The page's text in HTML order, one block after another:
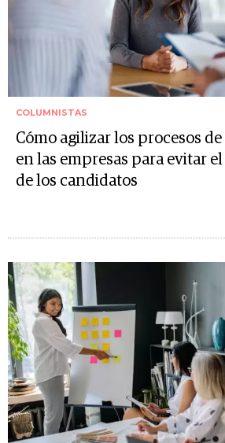
COLUMNISTAS
Cómo agilizar los procesos
en las empresas para evitar
de los candidatos